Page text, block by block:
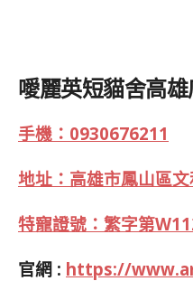
噯麗英短貓舍高
手機：0930676211
地址：高雄市鳳山區
特寵證號：繁字第
官網 : https://